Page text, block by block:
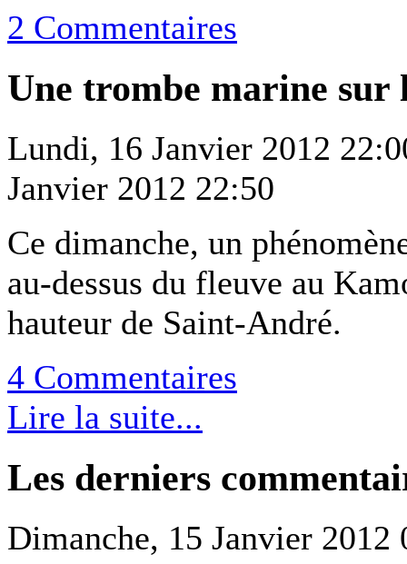
2 Commentaires
Une trombe marine sur
Lundi, 16 Janvier 2012
Janvier 2012 22:50
Ce dimanche, un
au-dessus du fleuve au
hauteur de Saint-André.
4 Commentaires
Lire la suite...
Les derniers
Dimanche, 15 Janvier 2012